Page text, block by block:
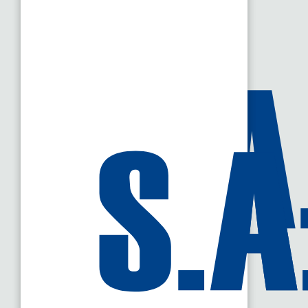
pompes,
, ou tout autre composant
Systèmes hydrauliques complexes et installations
Traitement de « l’obsolescence » des produits
Devis détaillés avec comptes rendus précis et
Tests sur banc d’essai et mises en épreuve (avec
Rendement garanti avec pièces d’origine
Stock permanent de pièces